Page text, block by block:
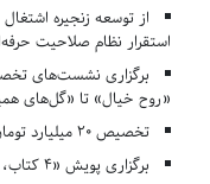
از توسعه زنجیره
استقرار نظام صلاحیت
برگزاری نشست‌های
«روح خیال» تا «گل‌های
تخصیص ۲۰ میلیارد تومان برای درمان بیماران هموفیلی
برگزاری پویش «۴ کتاب، ۴ فصل» در مراکز کانون البرز